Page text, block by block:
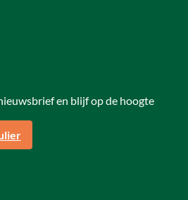
en blijf op de hoogte